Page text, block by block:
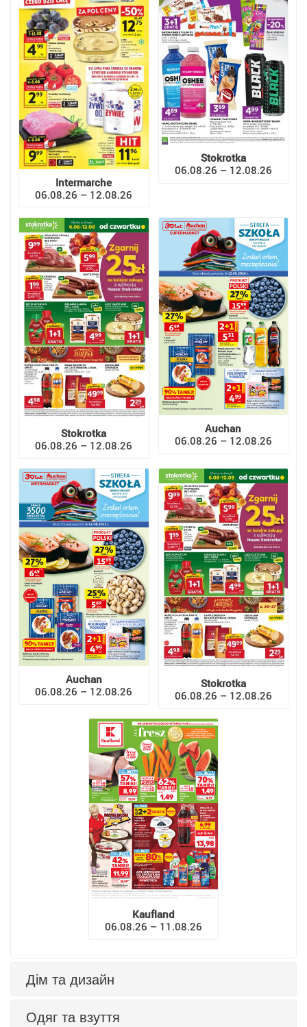
Intermarche
06.08.26 – 12.08.26
Stokrotka
06.08.26 – 12.08.26
Stokrotka
06.08.26 – 12.08.26
Auchan
06.08.26 – 12.08.26
Auchan
06.08.26 – 12.08.26
Stokrotka
06.08.26 – 12.08.26
Kaufland
06.08.26 – 11.08.26
Дім та дизайн
Одяг та взуття